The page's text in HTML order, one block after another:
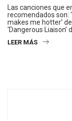
Las canciones que
recomendados son:
makes me hotter’
‘Dangerous
LEER MÁS